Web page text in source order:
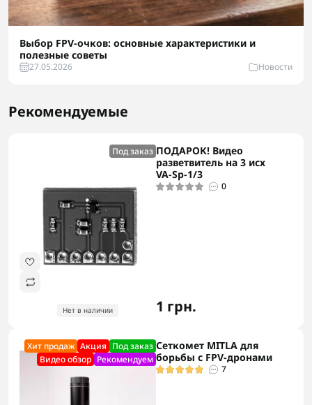
Выбор FPV-очков: основные характеристики и
полезные советы
27.05.2026 Новости
Рекомендуемые
Под заказ
Нет в наличии
ПОДАРОК! Видео
разветвитель на 3 исх
VA-Sp-1/3
0
1 грн.
Хит продаж Акция Под заказ
Видео обзор Рекомендуем
Сеткомет MITLA для
борьбы с FPV-дронами
7